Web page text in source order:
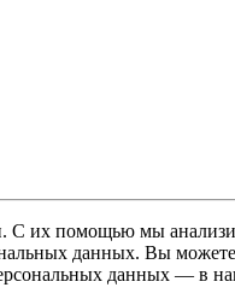
С их помощью мы
данных. Вы
данных — в